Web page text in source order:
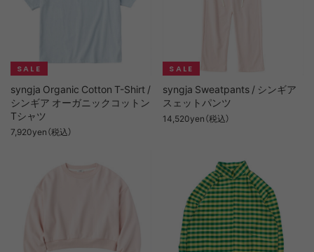
syngja Organic Cotton T-Shirt /
シンギア オーガニックコットン
Tシャツ
7,920yen（税込）
syngja Sweatpants / シンギア
スェットパンツ
14,520yen（税込）